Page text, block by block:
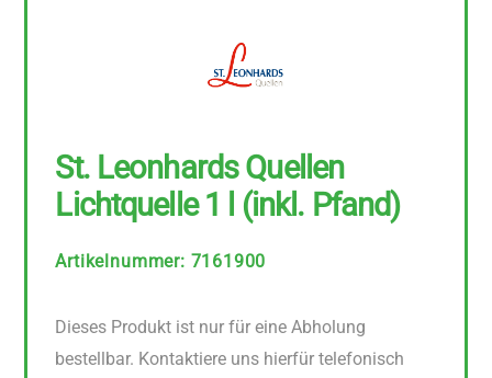
St. Leonhards Quellen
Lichtquelle 1 l (inkl. Pfand)
Artikelnummer: 7161900
Dieses Produkt ist nur für eine Abholung
bestellbar. Kontaktiere uns hierfür telefonisch